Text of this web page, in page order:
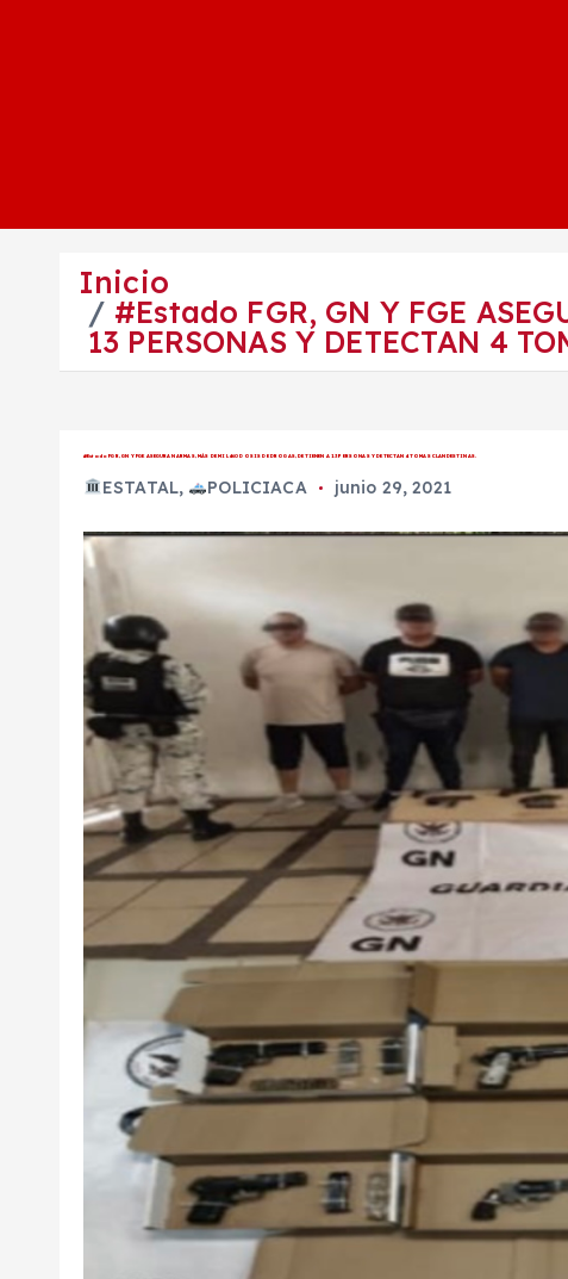
Inicio
#Estado FGR, GN Y FGE
13 PERSONAS Y DETECTAN 4
#Estado FGR, GN Y FGE ASEGURAN ARMAS, MÁS DE MIL 460 DOSIS DE DROGAS, DETIENEN A 13 PERSONAS Y DETECTAN 4 TOMAS CLANDESTINAS.
ESTATAL, POLICIACA junio 29, 2021